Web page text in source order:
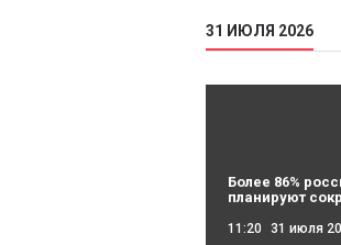
31 ИЮЛЯ 2026
Более 86%
планируют
11:20 31 июля